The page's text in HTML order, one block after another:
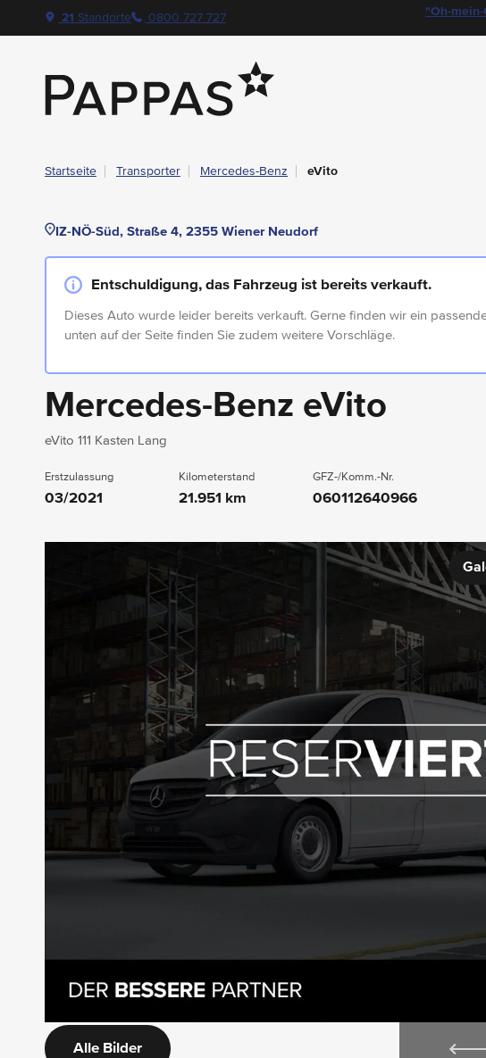
Navigation überspringen
Zum Hauptcontent
Zur Hauptnavigation springen
layout.table-of-content
Technische Daten
Fahrzeugausstattung
Beispielangebot
Standort & Ansprechpartner
21 Standorte 0800 727 727
"Oh-
Startseite Transporter Mercedes-Benz eVito
IZ-NÖ-Süd, Straße 4, 2355 Wiener Neudorf
Entschuldigung, das Fahrzeug ist bereits verkauft.
Dieses Auto wurde leider bereits verkauft. Gerne finden wir ein
unten auf der Seite finden Sie zudem weitere Vorschläge.
Mercedes-Benz eVito
eVito 111 Kasten Lang
Erstzulassung
03/2021
Kilometerstand
21.951 km
GFZ-/Komm.-Nr.
060112640966
Alle Bilder